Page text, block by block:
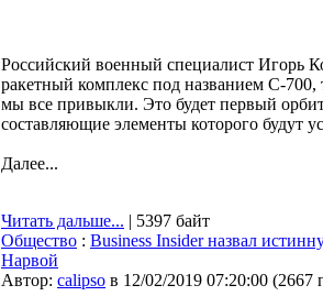
Российский военный специалист Игорь
ракетный комплекс под названием С-700,
мы все привыкли. Это будет первый
составляющие элементы которого будут
Далее...
Читать дальше... | 5397 байт
Общество : Business Insider назвал
Нарвой
Автор: calipso в 12/02/2019 07:20:00 (2667